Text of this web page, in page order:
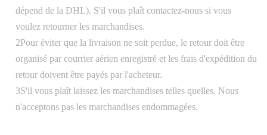
dépend de la DHL). S'il vous plaît contactez-nous si vous
voulez retourner les marchandises.
2Pour éviter que la livraison ne soit perdue, le retour doit être
organisé par courrier aérien enregistré et les frais d'expédition du
retour doivent être payés par l'acheteur.
3S'il vous plaît laissez les marchandises telles quelles. Nous
n'acceptons pas les marchandises endommagées.